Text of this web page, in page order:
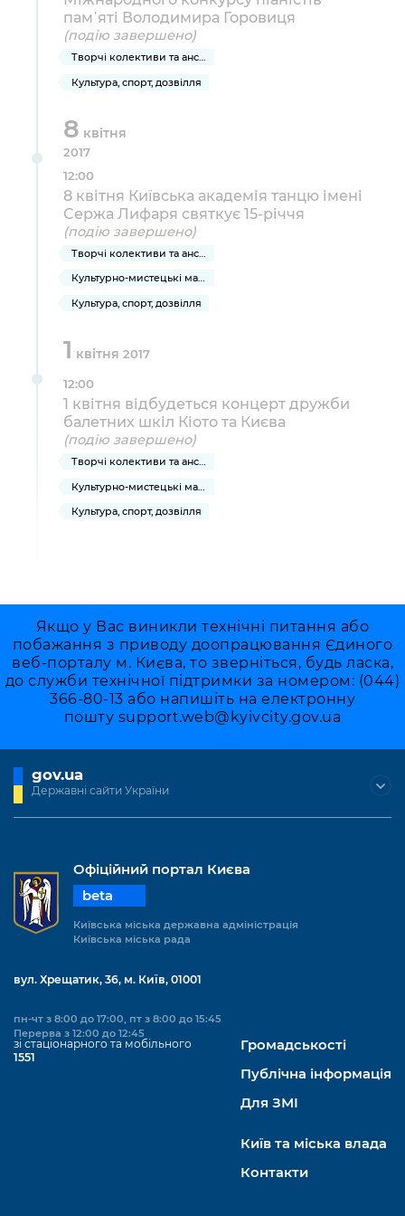
Підприємства, установи, організації
Kyiv International Relations
Річні звіти
Гендерна політика
Безбар'єрність
Київська міська військова адміністрація
Портал Захисників та Захисниць
Безбар'єрність
Міський застосунок Київ Цифровий
Важливе під час воєнного стану
Уряд» – місцевий рівень»
Важливе під час воєнного стану
Про відкриті дані
Портал даних Києва
Публічні дашборди
пам᾽яті Володимира Горовиця
(подію завершено)
Творчі колективи та ансамблі
Культура, спорт, дозвілля
8 квітня
2017
12:00
8 квітня Київська академія танцю імені
Сержа Лифаря святкує 15-річчя
(подію завершено)
Творчі колективи та ансамблі
Культурно-мистецькі масові заходи
Культура, спорт, дозвілля
1 квітня 2017
12:00
1 квітня відбудеться концерт дружби
балетних шкіл Кіото та Києва
(подію завершено)
Творчі колективи та ансамблі
Культурно-мистецькі масові заходи
Культура, спорт, дозвілля
Якщо у Вас виникли технічні питання або
побажання з приводу доопрацювання Єдиного
веб-порталу м. Києва, то зверніться, будь ласка,
до служби технічної підтримки за номером: (044)
366-80-13 або напишіть на електронну
пошту support.web@kyivcity.gov.ua
gov.ua
Державні сайти України
Офіційний портал Києва
beta
Київська міська державна адміністрація
Київська міська рада
вул. Хрещатик, 36, м. Київ, 01001
пн-чт з 8:00 до 17:00, пт з 8:00 до 15:45
Перерва з 12:00 до 12:45
зі стаціонарного та мобільного
1551
Громадськості
Публічна інформація
Для ЗМІ
Київ та міська влада
Контакти